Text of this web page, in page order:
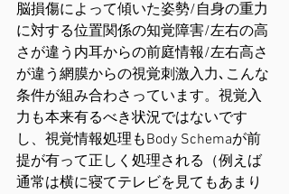
脳損傷によって傾いた姿勢/自身の重力
に対する位置関係の知覚障害/左右の高
さが違う内耳からの前庭情報/左右高さ
が違う網膜からの視覚刺激入力､こんな
条件が組み合わさっています。視覚入
力も本来有るべき状況ではないです
し、視覚情報処理もBody Schemaが前
提が有って正しく処理される（例えば
通常は横に寝てテレビを見てもあまり